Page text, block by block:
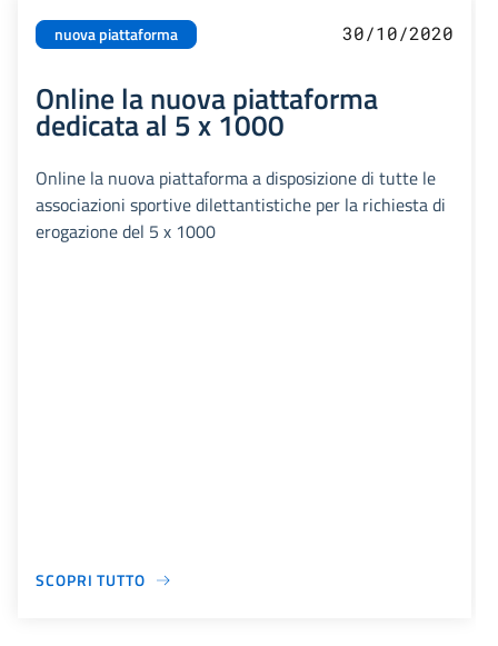
nuova piattaforma 30/10/2020
Online la nuova piattaforma
dedicata al 5 x 1000
Online la nuova piattaforma a disposizione di tutte le
associazioni sportive dilettantistiche per la richiesta di
erogazione del 5 x 1000
SCOPRI TUTTO